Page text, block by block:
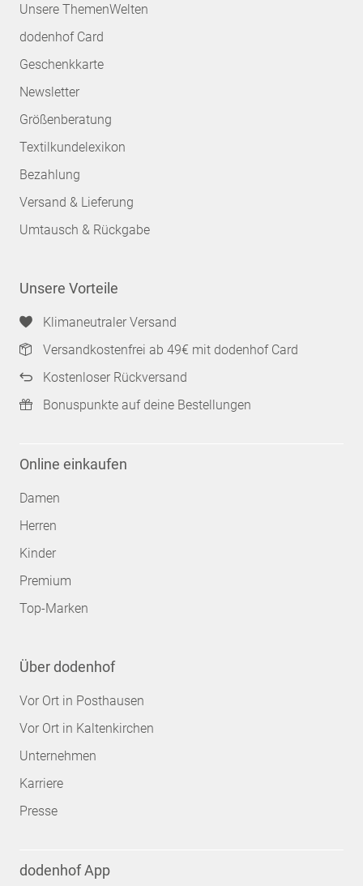
Unsere ThemenWelten
dodenhof Card
Geschenkkarte
Newsletter
Größenberatung
Textilkundelexikon
Bezahlung
Versand & Lieferung
Umtausch & Rückgabe
Unsere Vorteile
Klimaneutraler Versand
Versandkostenfrei ab 49€ mit dodenhof Card
Kostenloser Rückversand
Bonuspunkte auf deine Bestellungen
Online einkaufen
Damen
Herren
Kinder
Premium
Top-Marken
Über dodenhof
Vor Ort in Posthausen
Vor Ort in Kaltenkirchen
Unternehmen
Karriere
Presse
dodenhof App